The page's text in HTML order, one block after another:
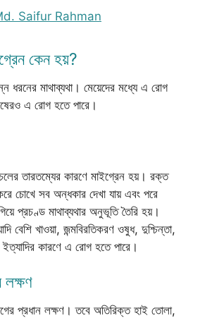
Saifur Rahman
কেন হয়?
ধরনের মাথাব্যথা। মেয়েদের মধ্যে এ রোগ
এ রোগ হতে পারে।
তারতম্যের কারণে মাইগ্রেন হয়। রক্ত
চোখে সব অন্ধকার দেখা যায় এবং পরে
প্রচণ্ড মাথাব্যথার অনুভূতি তৈরি হয়।
বেশি খাওয়া, জন্মবিরতিকরণ ওষুধ, দুশ্চিন্তা,
কারণে এ রোগ হতে পারে।
লক্ষণ
প্রধান লক্ষণ। তবে অতিরিক্ত হাই তোলা,